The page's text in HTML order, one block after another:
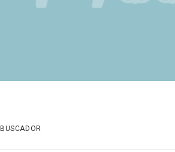
BUSCADOR